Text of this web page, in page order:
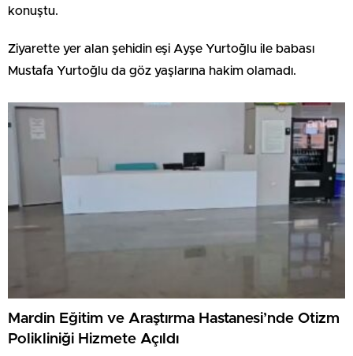
konuştu.
Ziyarette yer alan şehidin eşi Ayşe Yurtoğlu ile babası
Mustafa Yurtoğlu da göz yaşlarına hakim olamadı.
Mardin Eğitim ve Araştırma Hastanesi’nde Otizm
Polikliniği Hizmete Açıldı